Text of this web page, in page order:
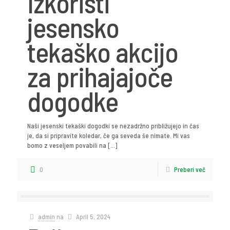
jesensko
tekaško akcijo
za prihajajoče
dogodke
Naši jesenski tekaški dogodki se nezadržno približujejo in čas
je, da si pripravite koledar, če ga seveda še nimate. Mi vas
bomo z veseljem povabili na […]
0 Preberi več
admin na April 5, 2024